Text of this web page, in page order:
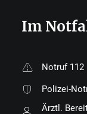
Im
Notruf 112
Polizei-
Ärztl.